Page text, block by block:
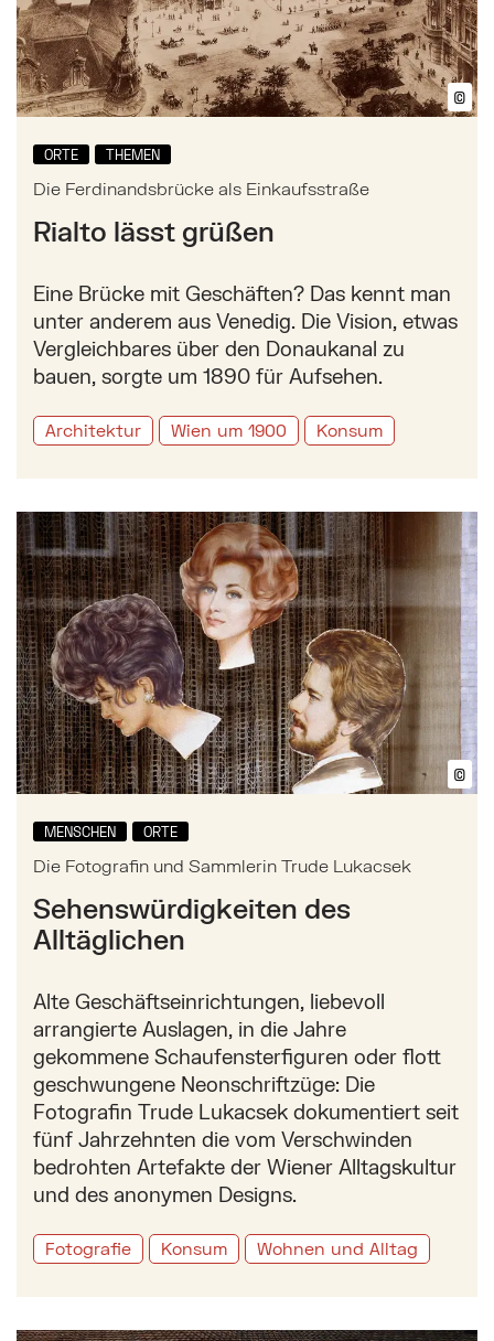
©
ORTE THEMEN
Die Ferdinandsbrücke als Einkaufsstraße
Rialto lässt grüßen
Eine Brücke mit Geschäften? Das kennt man
unter anderem aus Venedig. Die Vision, etwas
Vergleichbares über den Donaukanal zu
bauen, sorgte um 1890 für Aufsehen.
Architektur Wien um 1900 Konsum
©
MENSCHEN ORTE
Die Fotografin und Sammlerin Trude Lukacsek
Sehenswürdigkeiten des
Alltäglichen
Alte Geschäftseinrichtungen, liebevoll
arrangierte Auslagen, in die Jahre
gekommene Schaufensterfiguren oder flott
geschwungene Neonschriftzüge: Die
Fotografin Trude Lukacsek dokumentiert seit
fünf Jahrzehnten die vom Verschwinden
bedrohten Artefakte der Wiener Alltagskultur
und des anonymen Designs.
Fotografie Konsum Wohnen und Alltag
Mehr zu: Die Fotografin und Sammlerin Trude
Mehr zu: Schriftkunst im öffentlichen Raum